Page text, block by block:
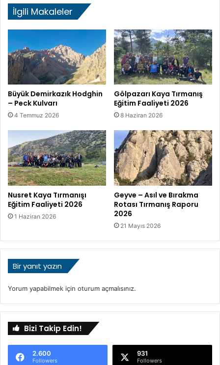
n
ı
ş
ı
k
P
e
c
k
K
u
l
v
a
ı
r
m
a
n
ı
ş
İlgili Makaleler
Büyük Demirkazık Hodghin
– Peck Kulvarı
4 Temmuz 2026
Gölpazarı Kaya Tırmanış
Eğitim Faaliyeti 2026
8 Haziran 2026
Nusret Kaya Tırmanışı
Eğitim Faaliyeti 2026
1 Haziran 2026
Geyve – Asıl ve Bırakma
Rotası Tırmanış Raporu
2026
21 Mayıs 2026
Bir yanıt yazın
Yorum yapabilmek için oturum açmalısınız.
Bizi Takip Edin!
2.600
Followers
931
Followers